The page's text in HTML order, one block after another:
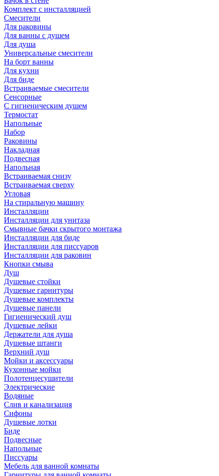
Комплект с инсталляцией
Смесители
Для раковины
Для ванны с душем
Для душа
Универсальные смесители
На борт ванны
Для кухни
Для биде
Встраиваемые смесители
Сенсорные
С гигиеническим душем
Термостат
Напольные
Набор
Раковины
Накладная
Подвесная
Напольная
Встраиваемая снизу
Встраиваемая сверху
Угловая
На стиральную машину
Инсталляции
Инсталляции для унитаза
Смывные бачки скрытого монтажа
Инсталляции для биде
Инсталляции для писсуаров
Инсталляции для раковин
Кнопки смыва
Душ
Душевые стойки
Душевые гарнитуры
Душевые комплекты
Душевые панели
Гигиенический душ
Душевые лейки
Держатели для душа
Душевые штанги
Верхний душ
Мойки и аксессуары
Кухонные мойки
Полотенцесушители
Электрические
Водяные
Слив и канализация
Сифоны
Душевые лотки
Биде
Подвесные
Напольные
Писсуары
Мебель для ванной комнаты